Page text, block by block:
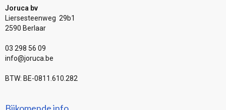
Joruca bv
Liersesteenweg 29b1
2590 Berlaar
03 298 56 09
info@joruca.be
BTW: BE-0811.610.282